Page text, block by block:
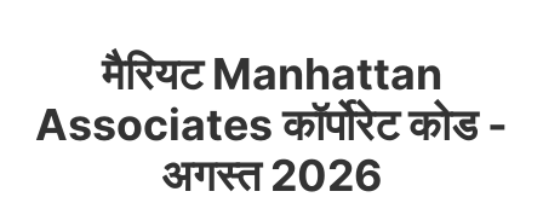
मैरियट Manhattan
Associates कॉर्पोरेट कोड -
अगस्त 2026